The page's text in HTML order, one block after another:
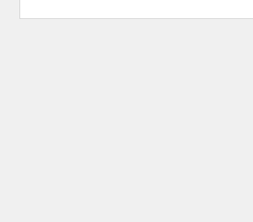
HubSpot Solutions Partner